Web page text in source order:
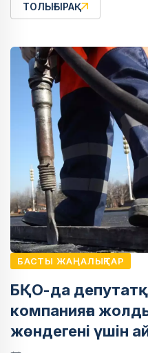
ТОЛЫҒЫРАҚ
БАСТЫ ЖАҢАЛЫҚТАР
БҚО-да
компанияға
жөндегені үшін